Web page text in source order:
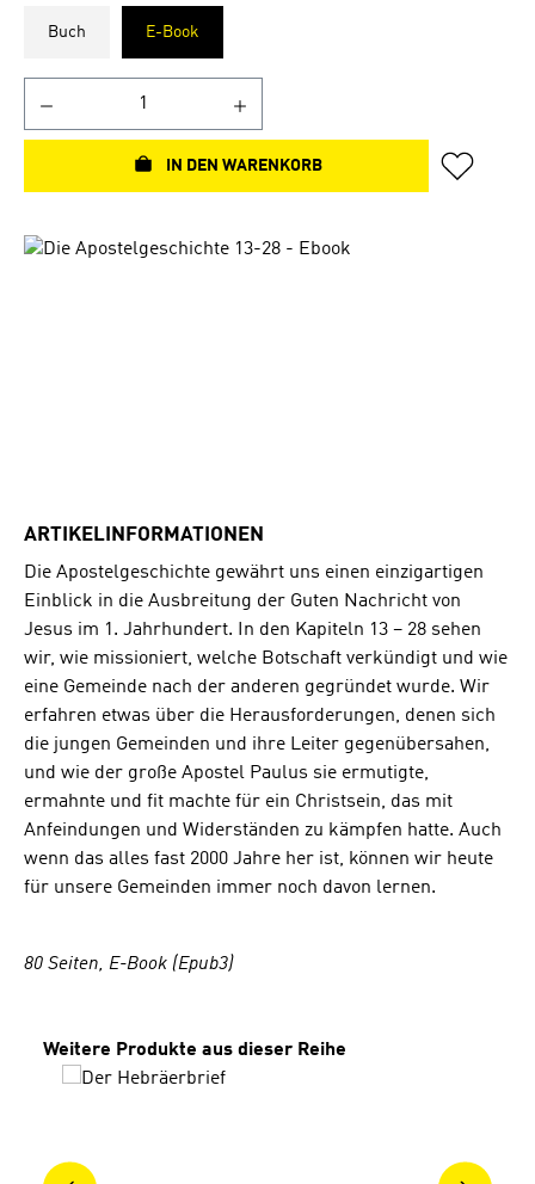
Buch E-Book
IN DEN WARENKORB
Bildergalerie überspringen
ARTIKELINFORMATIONEN
Die Apostelgeschichte gewährt uns einen einzigartigen
Einblick in die Ausbreitung der Guten Nachricht von
Jesus im 1. Jahrhundert. In den Kapiteln 13 – 28 sehen
wir, wie missioniert, welche Botschaft verkündigt und wie
eine Gemeinde nach der anderen gegründet wurde. Wir
erfahren etwas über die Herausforderungen, denen sich
die jungen Gemeinden und ihre Leiter gegenübersahen,
und wie der große Apostel Paulus sie ermutigte,
ermahnte und fit machte für ein Christsein, das mit
Anfeindungen und Widerständen zu kämpfen hatte. Auch
wenn das alles fast 2000 Jahre her ist, können wir heute
für unsere Gemeinden immer noch davon lernen.
80 Seiten, E-Book (Epub3)
Produktgalerie überspringen
Weitere Produkte aus dieser Reihe